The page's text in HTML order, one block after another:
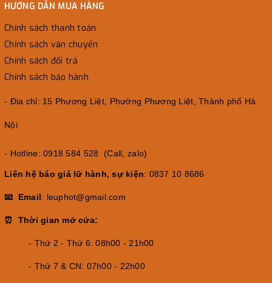
HƯỚNG DẪN MUA HÀNG
Chính sách thanh toán
Chính sách vận chuyển
Chính sách đổi trả
Chính sách bảo hành
- Địa chỉ: 15 Phương Liệt, Phường Phương Liệt, Thành phố Hà
Nội
- Hotline: 0918 584 528 (Call, zalo)
Liên hệ báo giá lữ hành, sự kiện: 0837 10 8686
📧 Email: leuphot@gmail.com
⏰ Thời gian mở cửa:
- Thứ 2 - Thứ 6: 08h00 - 21h00
- Thứ 7 & CN: 07h00 - 22h00